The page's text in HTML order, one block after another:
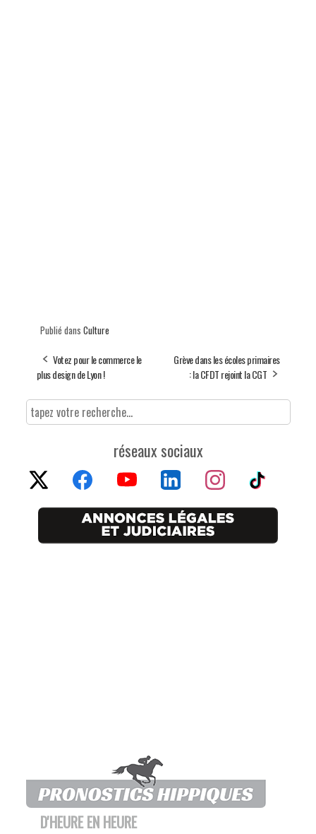
Publié dans Culture
Votez pour le commerce le
plus design de Lyon !
Grève dans les écoles primaires
: la CFDT rejoint la CGT
réseaux sociaux
D'HEURE EN HEURE